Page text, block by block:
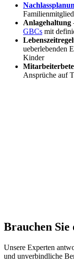
Anlagehaltung
GBCs mit
ueberlebenden
Kinder
Ansprüche auf
Brauchen Sie
Unsere Experten
und unverbindliche